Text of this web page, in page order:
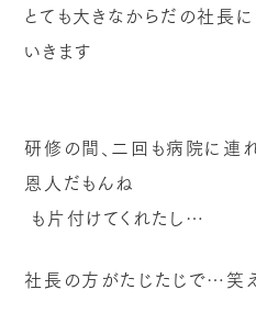
とても大きなからだの社長
いきます
研修の間、二回も病院に連
恩人だもんね
も片付けてくれたし…
社長の方がたじたじで…笑